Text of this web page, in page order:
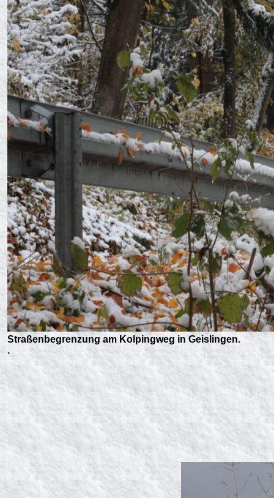
Straßenbegrenzung am Kolpingweg in Geislingen.
.